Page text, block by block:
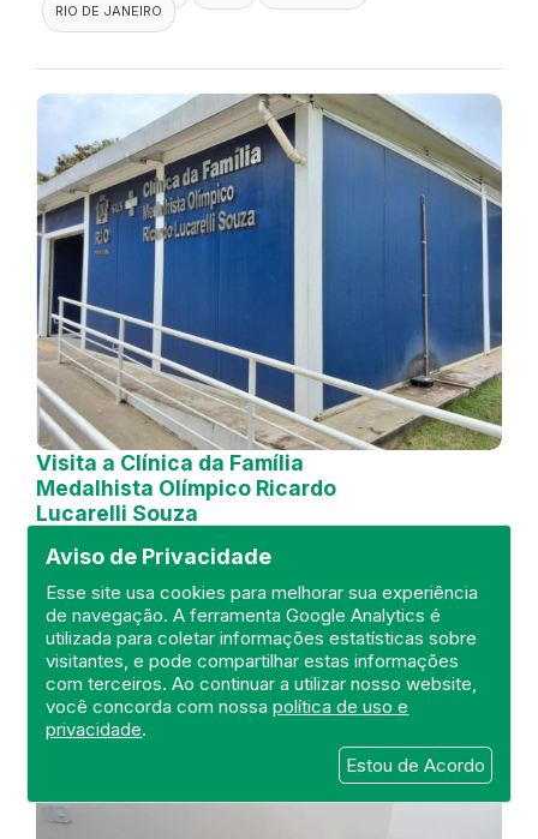
Aviso de Privacidade
Esse site usa cookies para melhorar sua experiência
de navegação. A ferramenta Google Analytics é
utilizada para coletar informações estatísticas sobre
visitantes, e pode compartilhar estas informações
com terceiros. Ao continuar a utilizar nosso website,
você concorda com nossapolítica de uso e
privacidade.
Estou de Acordo
RIO DE JANEIRO
Visita a Clínica da Família
Medalhista Olímpico Ricardo
Lucarelli Souza
DEFIS
21 de October de 2024
FISCALIZAÇÃO
RIO DE JANEIRO
UNIDADE BÁSICA
DEFIS
ATO MÉDICO
REGIÃO METROPOLITANA I.